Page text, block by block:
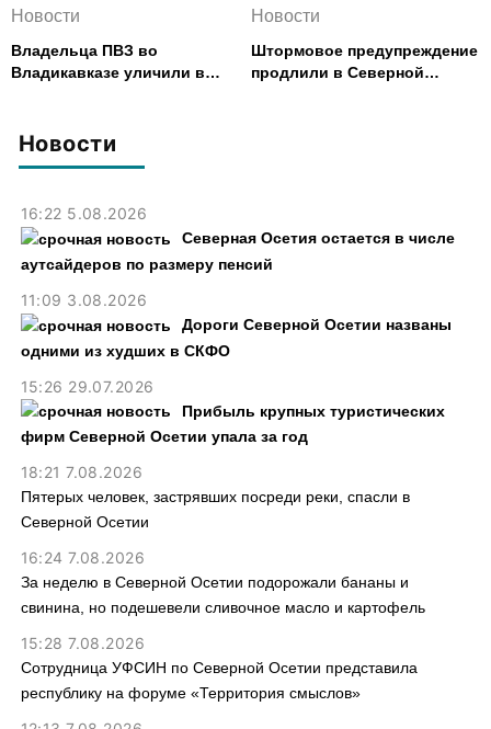
Новости
16:22 5.08.2026
Северная Осетия остается в числе
аутсайдеров по размеру пенсий
11:09 3.08.2026
Дороги Северной Осетии названы
одними из худших в СКФО
15:26 29.07.2026
Прибыль крупных туристических
фирм Северной Осетии упала за год
18:21 7.08.2026
Пятерых человек, застрявших посреди реки, спасли в
Северной Осетии
16:24 7.08.2026
За неделю в Северной Осетии подорожали бананы и
свинина, но подешевели сливочное масло и картофель
15:28 7.08.2026
Сотрудница УФСИН по Северной Осетии представила
республику на форуме «Территория смыслов»
Новости
Владельца ПВЗ во
Владикавказе уличили в
Новости
Штормовое предупреждение
продлили в Северной